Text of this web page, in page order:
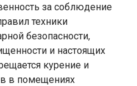
за соблюдение
техники
безопасности,
и настоящих
курение и
в помещениях